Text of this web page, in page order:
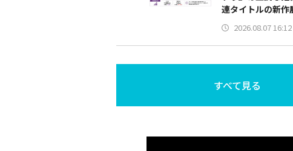
連タイトルの新作
2026.08.07 16:12
すべて見る